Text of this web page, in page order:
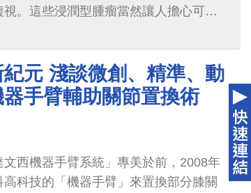
。這些浸潤型腫瘤當然讓人擔心可能
元 淺談微創、精準、動
手臂輔助關節置換術
西機器手臂系統」專美於前，2008年
科技的「機器手臂」來置換部分膝關